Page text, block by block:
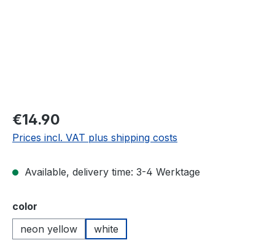
Regular price:
€14.90
Prices incl. VAT plus shipping costs
Available, delivery time: 3-4 Werktage
Select
color
neon yellow
white